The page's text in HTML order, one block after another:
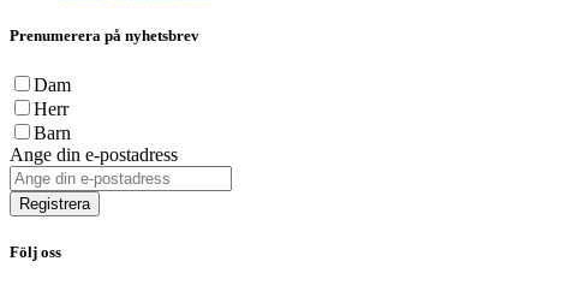
Prenumerera på nyhetsbrev
Dam
Herr
Barn
Ange din e-postadress
Registrera
Följ oss